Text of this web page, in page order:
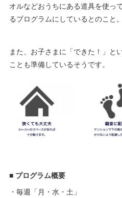
オルなどおうちにある道具を使っ
るプログラムにしているとのこと。
また、お子さまに「できた！」と
ことも準備しているそうです。
■ プログラム概要
・毎週「月・水・土」